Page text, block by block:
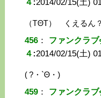
４ :2014/02/15(土)
（TΘT） くえるん
456 ： ファンクラ
４ :2014/02/15(土)
( ?・`Θ・)ゝ
459 ： ファンクラ